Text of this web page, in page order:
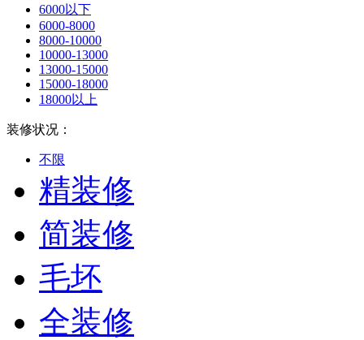
6000以下
6000-8000
8000-10000
10000-13000
13000-15000
15000-18000
18000以上
装修状况：
不限
精装修
简装修
毛坯
全装修